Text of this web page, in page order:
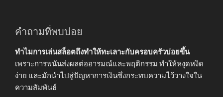
คำถามที่พบบ่อย
ทำไมการเล่นสล็อตถึงทำให้ทะเลาะกับครอบครัวบ่อยขึ้น
เพราะการพนันส่งผลต่ออารมณ์และพฤติกรรม ทำให้หงุดหงิด
ง่าย และมักนำไปสู่ปัญหาการเงินซึ่งกระทบความไว้วางใจใน
ความสัมพันธ์